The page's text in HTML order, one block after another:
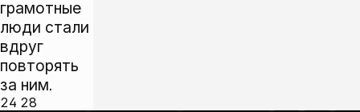
грамотные
люди стали
вдруг
повторять
за ним.
24 28